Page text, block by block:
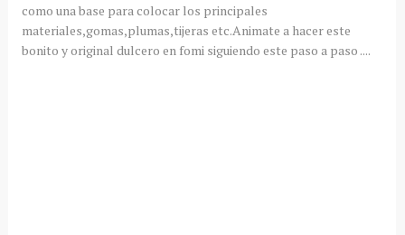
como una base para colocar los principales
materiales,gomas,plumas,tijeras etc.Animate a hacer este
bonito y original dulcero en fomi siguiendo este paso a paso ....